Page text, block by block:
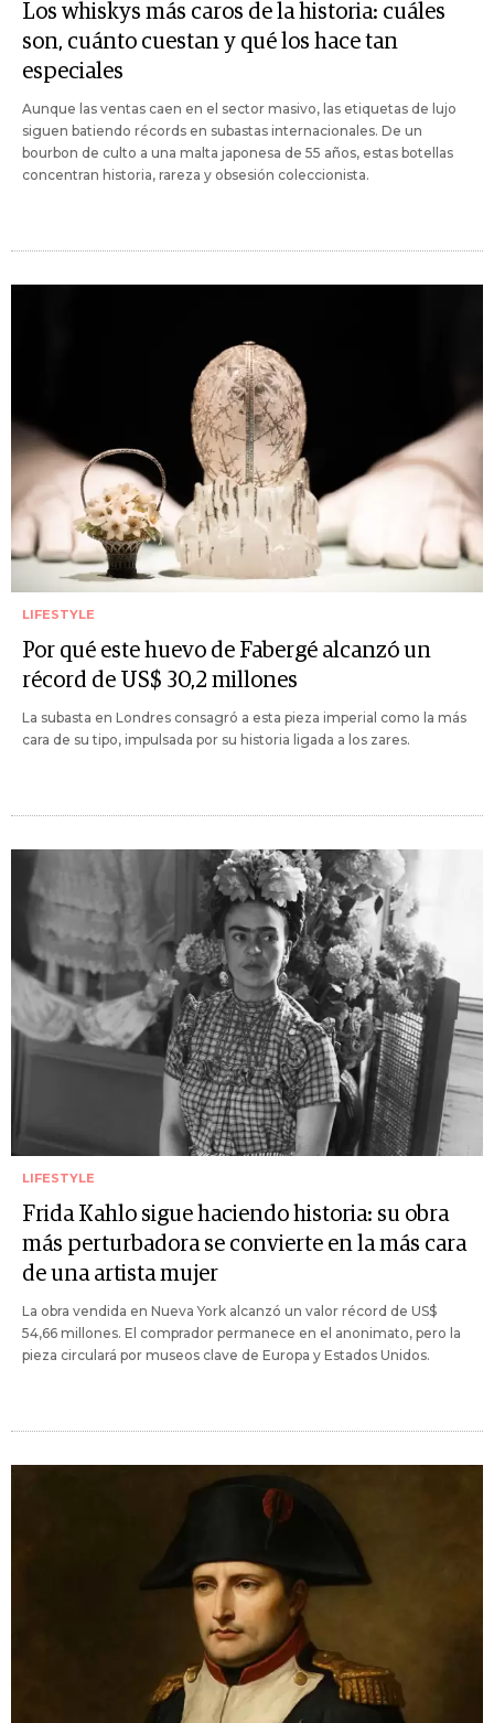
Los whiskys más caros de la historia: cuáles
son, cuánto cuestan y qué los hace tan
especiales
Aunque las ventas caen en el sector masivo, las etiquetas de lujo
siguen batiendo récords en subastas internacionales. De un
bourbon de culto a una malta japonesa de 55 años, estas botellas
concentran historia, rareza y obsesión coleccionista.
LIFESTYLE
Por qué este huevo de Fabergé alcanzó un
récord de US$ 30,2 millones
La subasta en Londres consagró a esta pieza imperial como la más
cara de su tipo, impulsada por su historia ligada a los zares.
LIFESTYLE
Frida Kahlo sigue haciendo historia: su obra
más perturbadora se convierte en la más cara
de una artista mujer
La obra vendida en Nueva York alcanzó un valor récord de US$
54,66 millones. El comprador permanece en el anonimato, pero la
pieza circulará por museos clave de Europa y Estados Unidos.